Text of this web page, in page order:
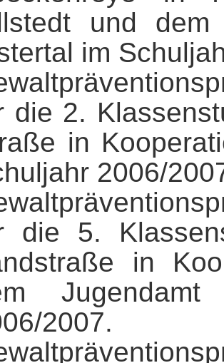
und dem
im
die 2.
in
2006/
die 5.
in
2007.